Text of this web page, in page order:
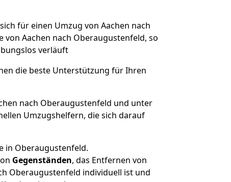
für einen Umzug von Aachen nach
Aachen nach Oberaugustenfeld, so
verläuft
die beste Unterstützung für Ihren
nach Oberaugustenfeld und unter
Umzugshelfern, die sich darauf
in Oberaugustenfeld.
Gegenständen, das Entfernen von
Oberaugustenfeld individuell ist und